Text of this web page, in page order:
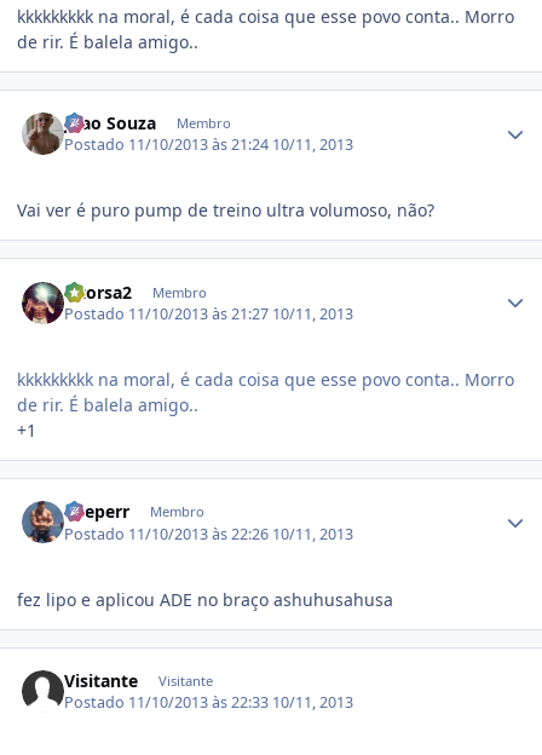
kkkkkkkkk na moral, é cada coisa que esse povo conta.. Morro
de rir. É balela amigo..
Joao Souza Membro
Postado 11/10/2013 às 21:24 10/11, 2013
Vai ver é puro pump de treino ultra volumoso, não?
vitorsa2 Membro
Postado 11/10/2013 às 21:27 10/11, 2013
kkkkkkkkk na moral, é cada coisa que esse povo conta.. Morro
de rir. É balela amigo..
+1
Keeperr Membro
Postado 11/10/2013 às 22:26 10/11, 2013
fez lipo e aplicou ADE no braço ashuhusahusa
Visitante Visitante
Postado 11/10/2013 às 22:33 10/11, 2013